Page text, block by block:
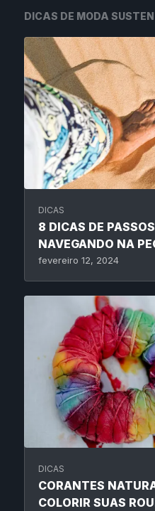
DICAS DE MODA
DICAS
8 DICAS DE
NAVEGANDO NA
fevereiro 12, 2024
DICAS
CORANTES
COLORIR SUAS